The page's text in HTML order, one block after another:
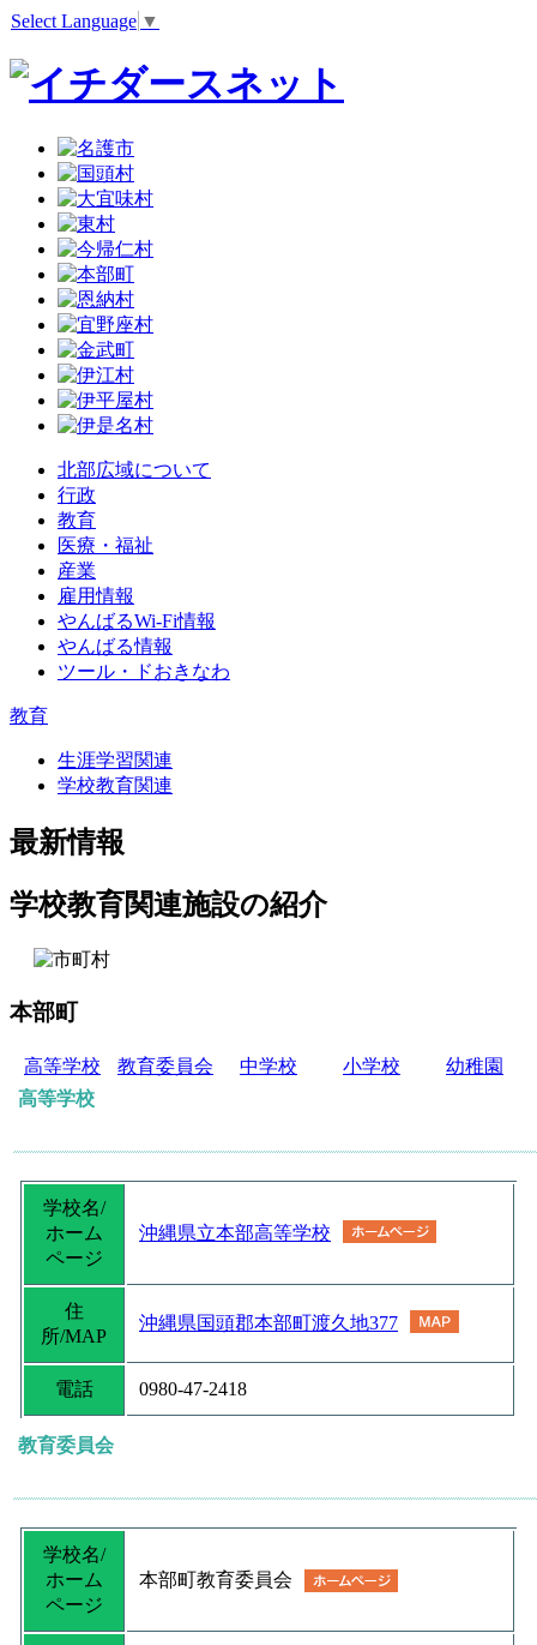
Select Language ▼
北部広域について
行政
教育
医療・福祉
産業
雇用情報
やんばるWi-Fi情報
やんばる情報
ツール・ドおきなわ
教育
生涯学習関連
学校教育関連
最新情報
学校教育関連施設の紹介
本部町
高等学校 教育委員会 中学校 小学校
幼稚園
高等学校
学校名/
ホーム
ページ
沖縄県立本部高等学校
住
所/MAP
沖縄県国頭郡本部町渡久地377
電話 0980-47-2418
教育委員会
学校名/
ホーム
ページ
本部町教育委員会